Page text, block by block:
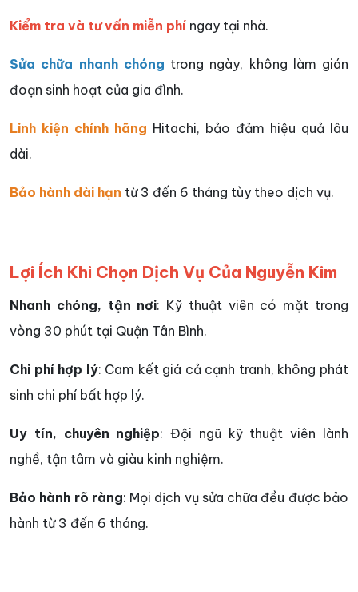
Kiểm tra và tư vấn miễn phí ngay tại nhà.
Sửa chữa nhanh chóng trong ngày, không làm gián
đoạn sinh hoạt của gia đình.
Linh kiện chính hãng Hitachi, bảo đảm hiệu quả lâu
dài.
Bảo hành dài hạn từ 3 đến 6 tháng tùy theo dịch vụ.
Lợi Ích Khi Chọn Dịch Vụ Của Nguyễn Kim
Nhanh chóng, tận nơi: Kỹ thuật viên có mặt trong
vòng 30 phút tại Quận Tân Bình.
Chi phí hợp lý: Cam kết giá cả cạnh tranh, không phát
sinh chi phí bất hợp lý.
Uy tín, chuyên nghiệp: Đội ngũ kỹ thuật viên lành
nghề, tận tâm và giàu kinh nghiệm.
Bảo hành rõ ràng: Mọi dịch vụ sửa chữa đều được bảo
hành từ 3 đến 6 tháng.